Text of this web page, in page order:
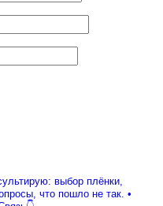
выбор плёнки,
что пошло не так. •